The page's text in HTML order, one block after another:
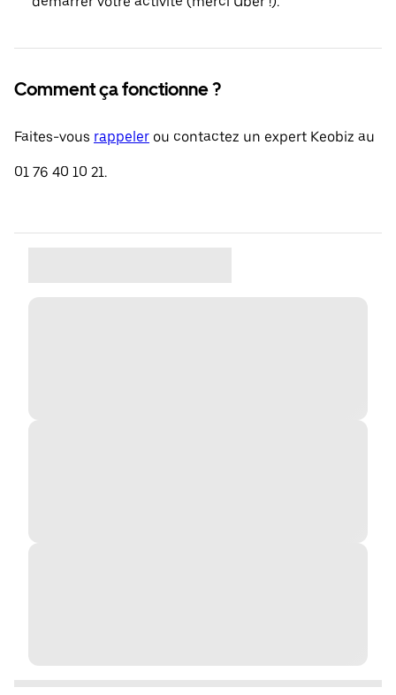
Comment ça fonctionne ?
Faites-vous rappeler ou contactez un expert Keobiz au
01 76 40 10 21.